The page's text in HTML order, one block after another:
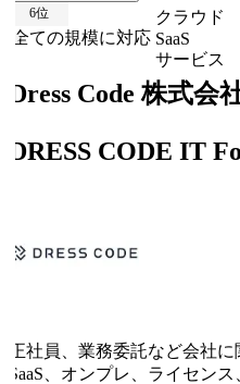
ての規模に対応
クラウド
SaaS
サービス
位
Code 株式会社
CODE IT
社員、業務委託など会社に
、オンプレ、ライセンス